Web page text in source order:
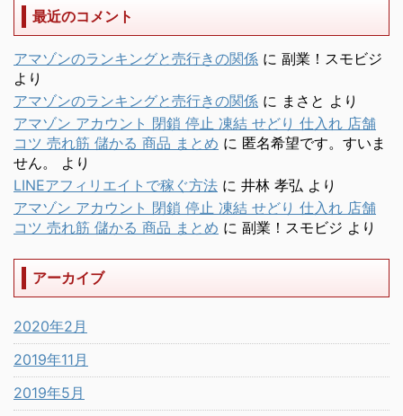
最近のコメント
アマゾンのランキングと売行きの関係 に 副業！スモビジ
より
アマゾンのランキングと売行きの関係 に まさと より
アマゾン アカウント 閉鎖 停止 凍結 せどり 仕入れ 店舗
コツ 売れ筋 儲かる 商品 まとめ に 匿名希望です。すいま
せん。
より
LINEアフィリエイトで稼ぐ方法 に 井林 孝弘 より
アマゾン アカウント 閉鎖 停止 凍結 せどり 仕入れ 店舗
コツ 売れ筋 儲かる 商品 まとめ に 副業！スモビジ より
アーカイブ
2020年2月
2019年11月
2019年5月